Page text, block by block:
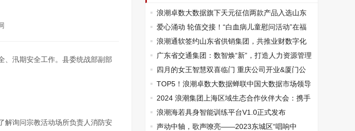
、汛期安全工作。县委统战部副部
解询问宗教活动场所负责人消防安
浪潮卓数大数据旗下天元征信两款产品入选山东
省首版次高端软件名录
爱心涌动 轮值交接！“白血病儿童慰问活动”在福
州举办
浪潮通软签约山东省供销集团，共推业财数字化
转型新跨越
广东省交通集团：数智焕“新”，打造人力资源管理
新样板
四月的女王智慧双喜临门 重庆公司开业&厦门公
司乔迁新址
TOP5！浪潮卓数大数据蝉联中国大数据市场领导
者象限
2024 浪潮集团上海区域生态合作伙伴大会：携手
共创，开启数字新征程
浪潮海若具身智能训练平台V1.0正式发布
声动中轴，歌声嘹亮——2023东城区“唱响中